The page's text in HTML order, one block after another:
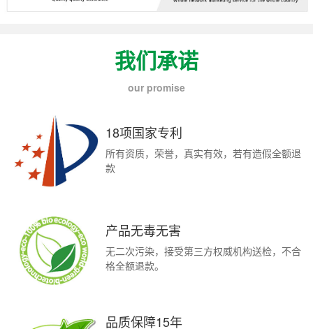
我们承诺
our promise
18项国家专利
所有资质，荣誉，真实有效，若有造假全额退
款
产品无毒无害
无二次污染，接受第三方权威机构送检，不合
格全额退款。
品质保障15年